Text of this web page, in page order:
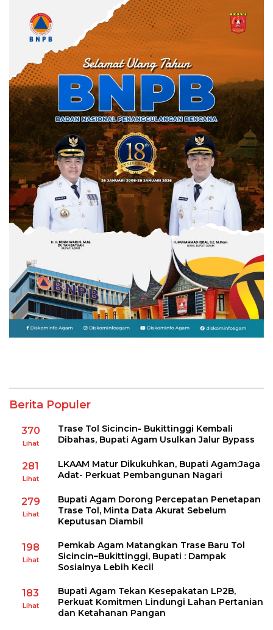
Berita Populer
370
Lihat
Trase Tol Sicincin- Bukittinggi Kembali
Dibahas, Bupati Agam Usulkan Jalur Bypass
281
Lihat
LKAAM Matur Dikukuhkan, Bupati Agam:Jaga
Adat- Perkuat Pembangunan Nagari
279
Lihat
Bupati Agam Dorong Percepatan Penetapan
Trase Tol, Minta Data Akurat Sebelum
Keputusan Diambil
198
Lihat
Pemkab Agam Matangkan Trase Baru Tol
Sicincin–Bukittinggi, Bupati : Dampak
Sosialnya Lebih Kecil
183
Lihat
Bupati Agam Tekan Kesepakatan LP2B,
Perkuat Komitmen Lindungi Lahan Pertanian
dan Ketahanan Pangan